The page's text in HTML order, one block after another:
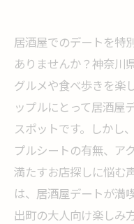
居酒屋でのデートを特
ありませんか？神奈川
グルメや食べ歩きを楽
ップルにとって居酒屋
スポットです。しかし
プルシートの有無、ア
満たすお店探しに悩む
は、居酒屋デートが満
出町の大人向け楽しみ